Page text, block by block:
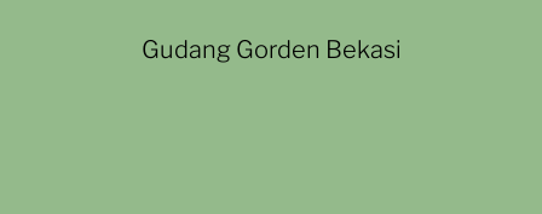
Gudang Gorden Bekasi